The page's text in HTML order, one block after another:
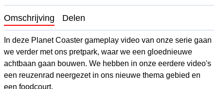
Omschrijving Delen
In deze Planet Coaster gameplay video van onze serie gaan
we verder met ons pretpark, waar we een gloednieuwe
achtbaan gaan bouwen. We hebben in onze eerdere video's
een reuzenrad neergezet in ons nieuwe thema gebied en
een foodcourt.